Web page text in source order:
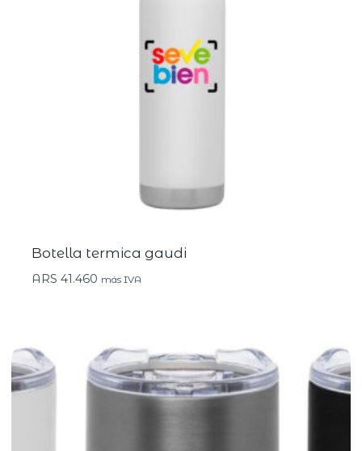
Botella termica gaudi
ARS 41.460 más IVA